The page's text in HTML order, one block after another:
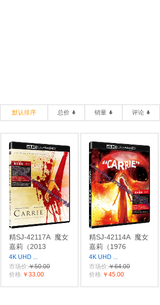
默认排序 总价 销量 评论
精SJ-42117A 魔女
嘉莉（2013
4K UHD ...
市场价:￥50.00
价格: ￥33.00
精SJ-42114A 魔女
嘉莉（1976
4K UHD ...
市场价:￥64.00
价格: ￥45.00